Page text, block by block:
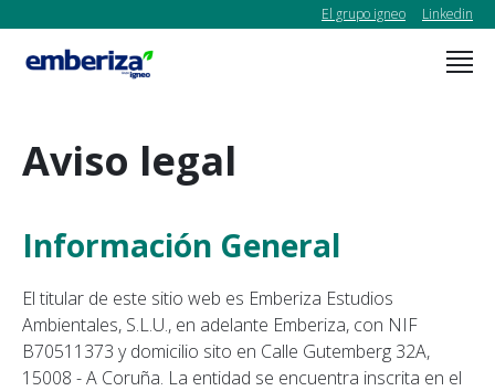
El grupo igneo Linkedin
Aviso legal
Información General
El titular de este sitio web es Emberiza Estudios
Ambientales, S.L.U., en adelante Emberiza, con NIF
B70511373 y domicilio sito en Calle Gutemberg 32A,
15008 - A Coruña. La entidad se encuentra inscrita en el